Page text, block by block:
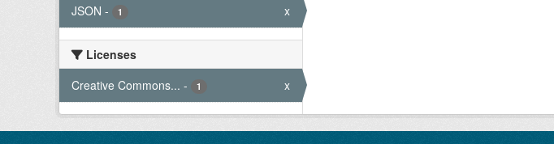
JSON - 1 x
Licenses
Creative Commons... - 1 x